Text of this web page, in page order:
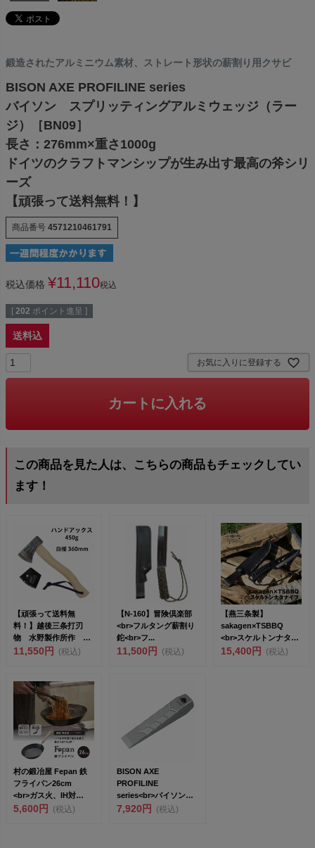
鍛造されたアルミニウム素材、ストレート形状の薪割り用クサビ
BISON AXE PROFILINE series
バイソン スプリッティングアルミウェッジ（ラー
ジ）［BN09］
長さ：276mm×重さ1000g
ドイツのクラフトマンシップが生み出す最高の斧シリ
ーズ
【頑張って送料無料！】
商品番号 4571210461791
税込価格 ¥11,110税込
[ 202 ポイント進呈 ]
送料込
お気に入りに登録する
カートに入れる
この商品を見た人は、こちらの商品もチェックしてい
ます！
【頑張って送料無
料！】越後三条打刃
物 水野製作所作 ハ
ンドアックス450g 白
11,550円 (税込)
【N-160】冒険倶楽部
<br>フルタング薪割り
鉈<br>フ...
11,500円 (税込)
【燕三条製】
sakagen×TSBBQ
<br>スケルトンナタナ
イフ T...
15,400円 (税込)
村の鍛冶屋 Fepan 鉄
フライパン26cm
<br>ガス火、IH対
応 ...
5,600円 (税込)
BISON AXE
PROFILINE
series<br>バイソン
ス...
7,920円 (税込)